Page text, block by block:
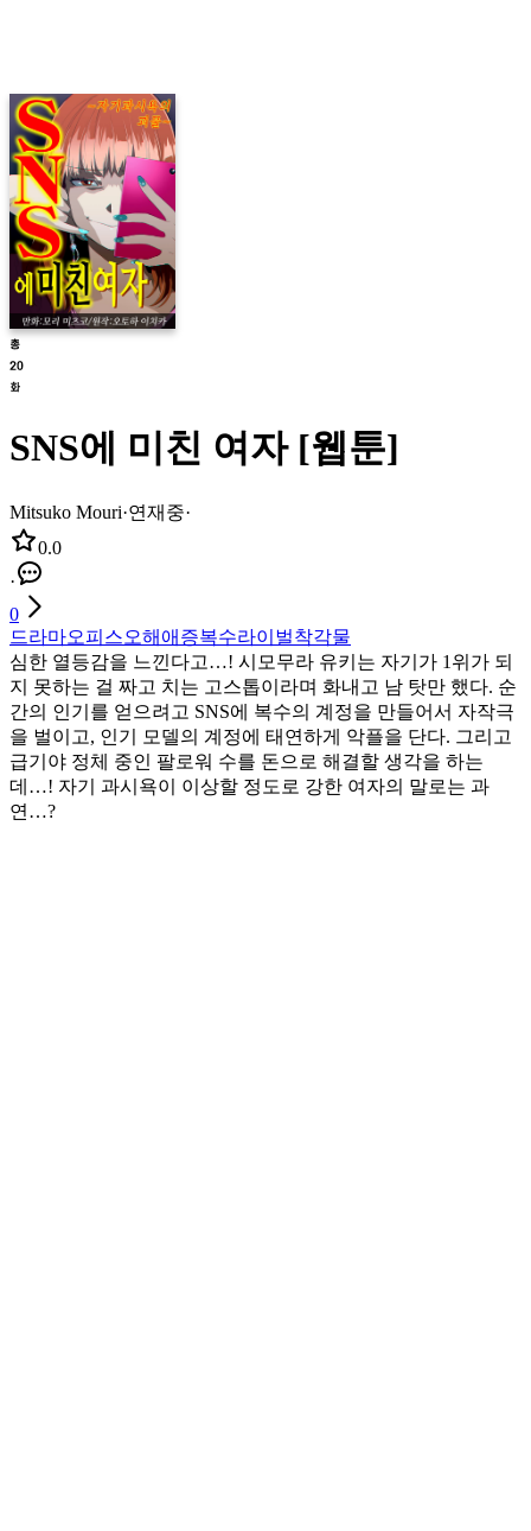
SNS에 미친 여자 [웹툰]
Mitsuko Mouri·연재중·
0.0
·
0
드라마오피스오해 애증복수라이벌착각물
심한 열등감을 느낀다고…! 시모무라 유키는 자기가 1위가 되
지 못하는 걸 짜고 치는 고스톱이라며 화내고 남 탓만 했다. 순
간의 인기를 얻으려고 SNS에 복수의 계정을 만들어서 자작극
을 벌이고, 인기 모델의 계정에 태연하게 악플을 단다. 그리고
급기야 정체 중인 팔로워 수를 돈으로 해결할 생각을 하는
데…! 자기 과시욕이 이상할 정도로 강한 여자의 말로는 과
연…?